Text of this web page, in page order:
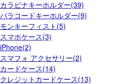
カラビナキーホルダー(39)
パラコードキーホルダー(9)
モンキーフィスト(5)
スマホケース(3)
iPhone(2)
スマフォ アクセサリー(2)
カードケース(14)
クレジットカードケース(13)